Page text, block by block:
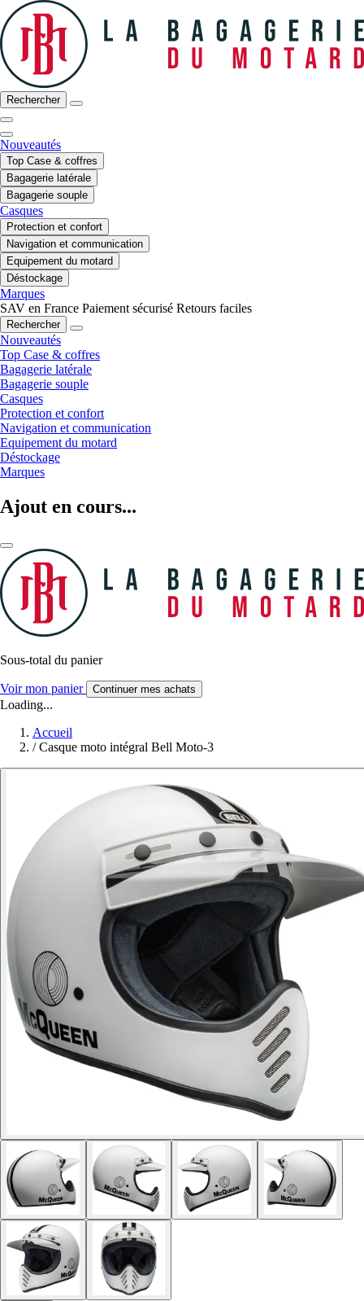
Rechercher
Nouveautés
Top Case & coffres
Bagagerie latérale
Bagagerie souple
Casques
Protection et confort
Navigation et communication
Equipement du motard
Déstockage
Marques
SAV en France Paiement sécurisé Retours faciles
Rechercher
Nouveautés
Top Case & coffres
Bagagerie latérale
Bagagerie souple
Casques
Protection et confort
Navigation et communication
Equipement du motard
Déstockage
Marques
Ajout en cours...
Sous-total du panier
Voir mon panier Continuer mes achats
Loading...
Accueil
/ Casque moto intégral Bell Moto-3